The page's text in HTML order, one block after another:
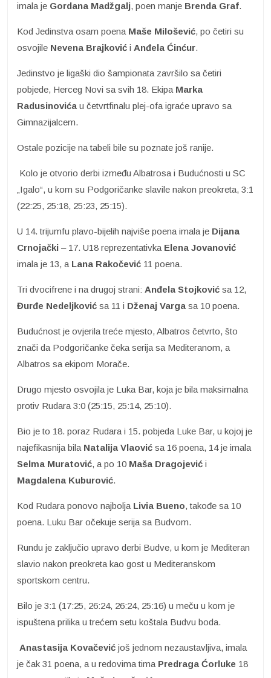
imala je Gordana Madžgalj, poen manje Brenda Graf.
Kod Jedinstva osam poena Maše Milošević, po četiri su
osvojile Nevena Brajković i Anđela Ćinćur.
Jedinstvo je ligaški dio šampionata završilo sa četiri
pobjede, Herceg Novi sa svih 18. Ekipa Marka
Radusinovića u četvrtfinalu plej-ofa igraće upravo sa
Gimnazijalcem.
Ostale pozicije na tabeli bile su poznate još ranije.
Kolo je otvorio derbi između Albatrosa i Budućnosti u SC
„Igalo“, u kom su Podgoričanke slavile nakon preokreta, 3:1
(22:25, 25:18, 25:23, 25:15).
U 14. trijumfu plavo-bijelih najviše poena imala je Dijana
Crnojački – 17. U18 reprezentativka Elena Jovanović
imala je 13, a Lana Rakočević 11 poena.
Tri dvocifrene i na drugoj strani: Anđela Stojković sa 12,
Đurđe Nedeljković sa 11 i Dženaj Varga sa 10 poena.
Budućnost je ovjerila treće mjesto, Albatros četvrto, što
znači da Podgoričanke čeka serija sa Mediteranom, a
Albatros sa ekipom Morače.
Drugo mjesto osvojila je Luka Bar, koja je bila maksimalna
protiv Rudara 3:0 (25:15, 25:14, 25:10).
Bio je to 18. poraz Rudara i 15. pobjeda Luke Bar, u kojoj je
najefikasnija bila Natalija Vlaović sa 16 poena, 14 je imala
Selma Muratović, a po 10 Maša Dragojević i
Magdalena Kuburović.
Kod Rudara ponovo najbolja Livia Bueno, takođe sa 10
poena. Luku Bar očekuje serija sa Budvom.
Rundu je zaključio upravo derbi Budve, u kom je Mediteran
slavio nakon preokreta kao gost u Mediteranskom
sportskom centru.
Bilo je 3:1 (17:25, 26:24, 26:24, 25:16) u meču u kom je
ispuštena prilika u trećem setu koštala Budvu boda.
Anastasija Kovačević još jednom nezaustavljiva, imala
je čak 31 poena, a u redovima tima Predraga Ćorluke 18